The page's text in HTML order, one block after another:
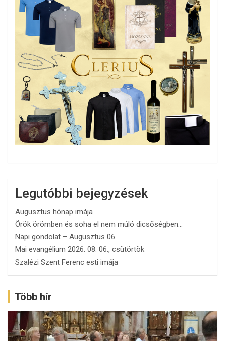
Legutóbbi bejegyzések
Augusztus hónap imája
Örök örömben és soha el nem múló dicsőségben…
Napi gondolat – Augusztus 06.
Mai evangélium 2026. 08. 06., csütörtök
Szalézi Szent Ferenc esti imája
Több hír